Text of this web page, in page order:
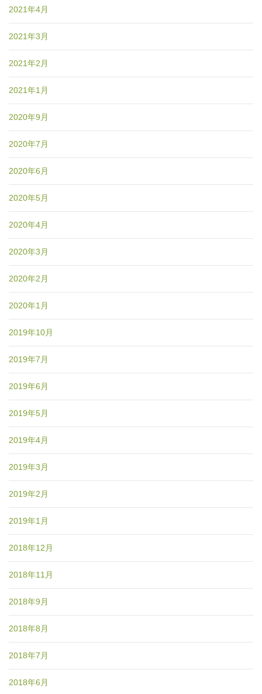
2021年4月
2021年3月
2021年2月
2021年1月
2020年9月
2020年7月
2020年6月
2020年5月
2020年4月
2020年3月
2020年2月
2020年1月
2019年10月
2019年7月
2019年6月
2019年5月
2019年4月
2019年3月
2019年2月
2019年1月
2018年12月
2018年11月
2018年9月
2018年8月
2018年7月
2018年6月